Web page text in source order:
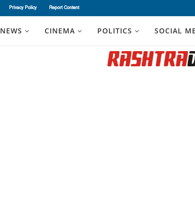
Privacy Policy Report Content
NEWS CINEMA POLITICS SOCIAL